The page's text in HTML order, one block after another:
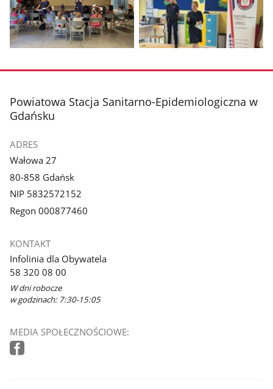
zdjęcie
galerii.
zdjęcie
galerii.
stopka
Powiatowa Stacja Sanitarno-Epidemiologiczna w
Gdańsku
ADRES
Wałowa 27
80-858 Gdańsk
NIP 5832572152
Regon 000877460
KONTAKT
Infolinia dla Obywatela
58 320 08 00
W dni robocze
w godzinach: 7:30-15:05
MEDIA SPOŁECZNOŚCIOWE: